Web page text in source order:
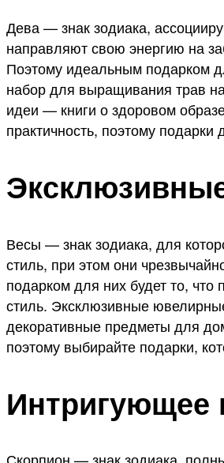
Дева — знак зодиака,
направляют свою энергию на
Поэтому идеальным подарком
набор для выращивания трав
идеи — книги о здоровом
практичность, поэтому
Весы — знак зодиака, для
стиль, при этом они
подарком для них будет то,
стиль. Эксклюзивные
декоративные предметы для
поэтому выбирайте подарки,
Интригующее